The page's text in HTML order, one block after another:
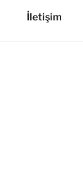
İletişim